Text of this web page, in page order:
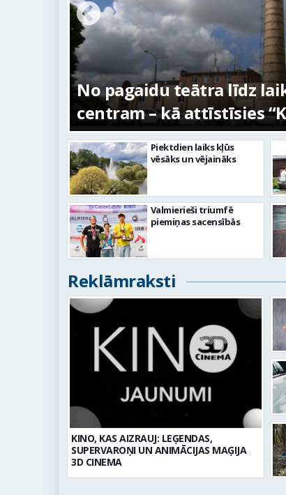
No pagaidu teātra līdz
centram – kā attīstīsies
Piektdien laiks kļūs
vēsāks un vējaināks
Valmierieši triumfē
piemiņas sacensībās
Reklāmraksti
KINO, KAS AIZRAUJ: LEĢENDAS,
SUPERVAROŅI UN ANIMĀCIJAS MAĢIJA
3D CINEMA